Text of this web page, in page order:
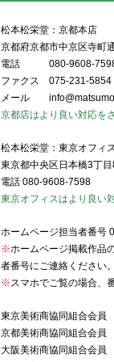
松本松栄堂：京都本店
京都府京都市中京区寺町
電話
080-9608-
ファクス
075-231-5854
メール
京都店はより良い対応を
松本松栄堂：東京オフィ
東京都中央区日本橋3丁
電話 080-9608-7598
東京オフィスはより良い
ホームページ担当者番号
※ホームページ掲載作品
者番号にご連絡ください。
※スマホでご覧の場合、
東京美術商協同組合会員
京都美術商協同組合会員
大阪美術商協同組合会員